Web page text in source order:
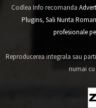
Codlea Info recomanda
Plugins, Sali Nunta
profesionale
Reproducerea integrala sau
numai